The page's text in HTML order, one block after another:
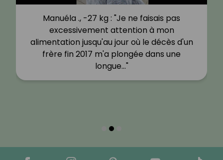
Manuéla ., -27 kg : "Je ne faisais pas
excessivement attention à mon
alimentation jusqu'au jour où le décès d'un
frère fin 2017 m'a plongée dans une
longue…"